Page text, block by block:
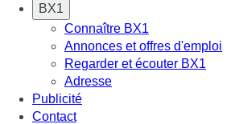
BX1
Connaître BX1
Annonces et offres d'emploi
Regarder et écouter BX1
Adresse
Publicité
Contact